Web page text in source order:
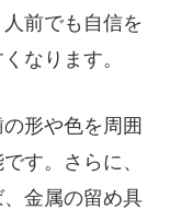
前でも自信を
なります。
形や色を周囲
す。さらに、
金属の留め具